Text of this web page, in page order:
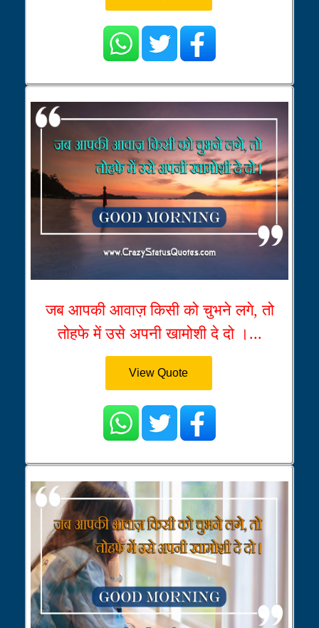
जब आपकी आवाज़ किसी को चुभने लगे, तो
तोहफे में उसे अपनी खामोशी दे दो ।...
View Quote